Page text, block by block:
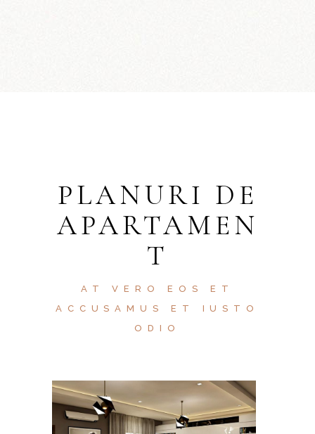
PLANURI DE
APARTAMEN
T
AT VERO EOS ET
ACCUSAMUS ET IUSTO
ODIO